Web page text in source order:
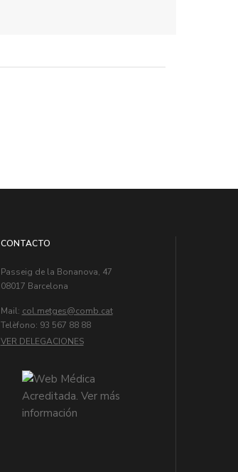
CONTACTO
Passeig de la Bonanova, 47
08017 Barcelona
Mail: col.metges
Telèfono: 93 567 88 88
VER DELEGACIONES